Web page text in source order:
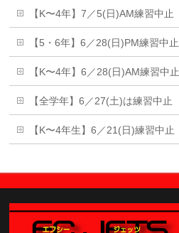
【K〜4年】7／5(日)AM練習中止
【5・6年】6／28(日)PM練習中止
【K〜4年】6／28(日)AM練習中止
【全学年】6／27(土)は練習中止
【K〜4年生】6／21(日)練習中止